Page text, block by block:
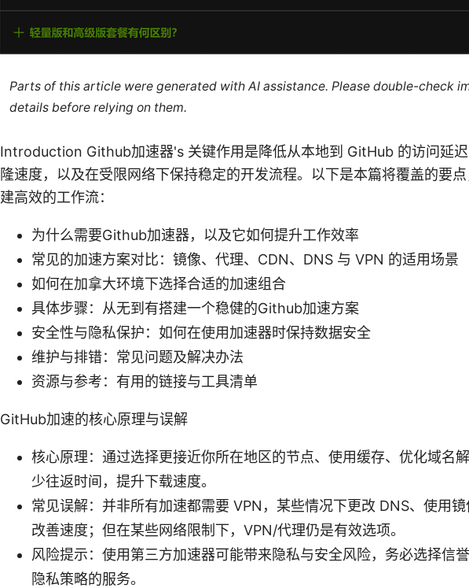
Parts of this article were generated with AI assistance. Please double-check
details before relying on them.
Introduction Github加速器's 关键作用是降低从本地到 GitHub 的访问延
隆速度，以及在受限网络下保持稳定的开发流程。以下是本篇将覆盖的要
建高效的工作流：
为什么需要Github加速器，以及它如何提升工作效率
常见的加速方案对比：镜像、代理、CDN、DNS 与 VPN 的适用场景
如何在加拿大环境下选择合适的加速组合
具体步骤：从无到有搭建一个稳健的Github加速方案
安全性与隐私保护：如何在使用加速器时保持数据安全
维护与排错：常见问题及解决办法
资源与参考：有用的链接与工具清单
GitHub加速的核心原理与误解
核心原理：通过选择更接近你所在地区的节点、使用缓存、优化域名
少往返时间，提升下载速度。
常见误解：并非所有加速都需要 VPN，某些情况下更改 DNS、使用
改善速度；但在某些网络限制下，VPN/代理仍是有效选项。
风险提示：使用第三方加速器可能带来隐私与安全风险，务必选择信
隐私策略的服务。